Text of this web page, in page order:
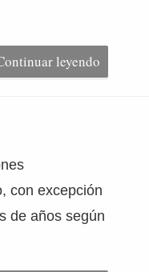
leyendo
con excepción
de años según